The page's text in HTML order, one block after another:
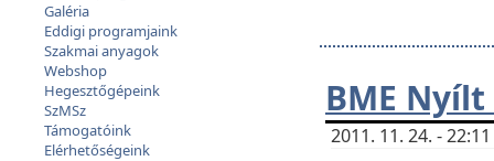
Galéria
Eddigi programjaink
Szakmai anyagok
Webshop
Hegesztőgépeink
SzMSz
Támogatóink
Elérhetőségeink
BME
2011. 11. 24. -